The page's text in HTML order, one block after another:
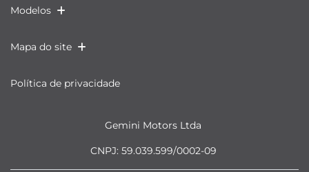
Modelos
Mapa do site
Política de privacidade
Gemini Motors Ltda
CNPJ: 59.039.599/0002-09